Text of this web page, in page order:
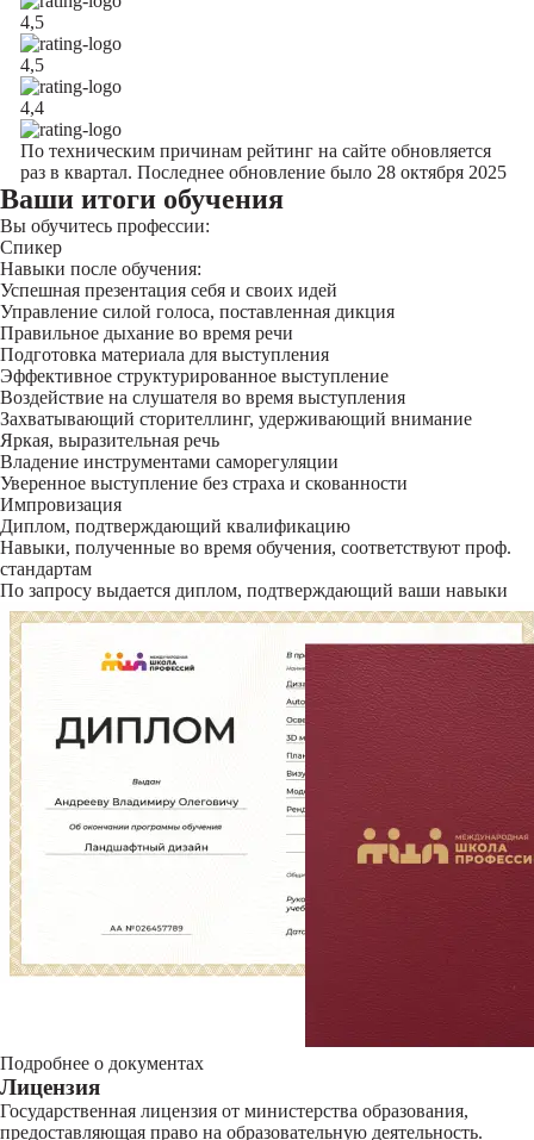
4,5
4,5
4,4
По техническим причинам рейтинг на сайте обновляется
раз в квартал. Последнее обновление было 28 октября 2025
Ваши итоги обучения
Вы обучитесь профессии:
Спикер
Навыки после обучения:
Успешная презентация себя и своих идей
Управление силой голоса, поставленная дикция
Правильное дыхание во время речи
Подготовка материала для выступления
Эффективное структурированное выступление
Воздействие на слушателя во время выступления
Захватывающий сторителлинг, удерживающий внимание
Яркая, выразительная речь
Владение инструментами саморегуляции
Уверенное выступление без страха и скованности
Импровизация
Диплом, подтверждающий квалификацию
Навыки, полученные во время обучения, соответствуют проф.
стандартам
По запросу выдается диплом, подтверждающий ваши навыки
Подробнее о документах
Лицензия
Государственная лицензия от министерства образования,
предоставляющая право на образовательную деятельность.